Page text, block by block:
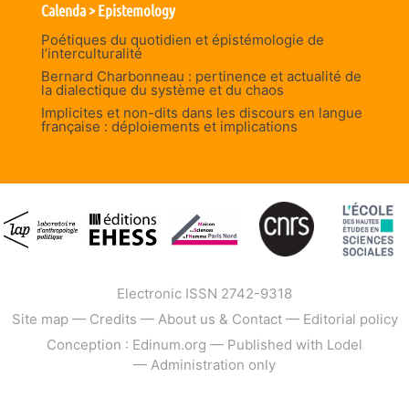
Calenda > Epistemology
Poétiques du quotidien et épistémologie de
l’interculturalité
Bernard Charbonneau : pertinence et actualité de
la dialectique du système et du chaos
Implicites et non-dits dans les discours en langue
française : déploiements et implications
Electronic ISSN 2742-9318
Site map— Credits — About us & Contact— Editorial policy
Conception : Edinum.org — Published with Lodel
— Administration only